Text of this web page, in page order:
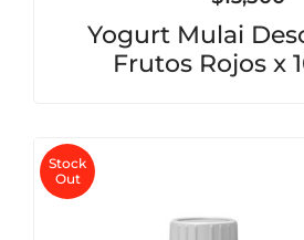
Yogurt Mulai
Frutos Rojos x
Stock
Out